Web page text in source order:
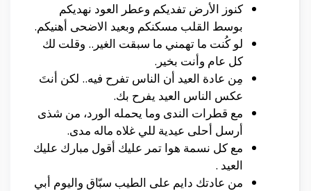
كنوز الأرض تفديكم وعطر العود نهديكم
بوسط القلب مسكنكم وبعيد الاضحى أهنيكم.
لو كُنت ما تهمني ما سبقت الغير.. وقلت لك
كل عام وأنت بخير.
مِن عادة العيد أن الناس تفرح فيه.. لكن أنتَ
عكس الناس العيد يفرح بك.
مع قطرات الندى وما يحمله الورد، من شذى
أرسل أحلى عيدية للي غلاه ماله مدى.
مع كل نسمة هوا تمر عليك أقول مبارك عليك
العيد .
من عادتك دايم على الطيب سبّاق واليوم أبي